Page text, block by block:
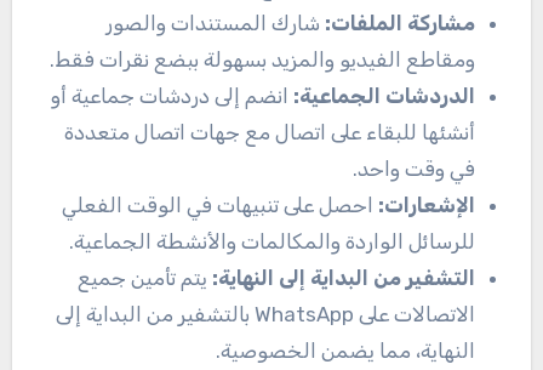
مشاركة الملفات: شارك المستندات والصور
ومقاطع الفيديو والمزيد بسهولة ببضع نقرات فقط.
الدردشات الجماعية: انضم إلى دردشات جماعية أو
أنشئها للبقاء على اتصال مع جهات اتصال متعددة
في وقت واحد.
الإشعارات: احصل على تنبيهات في الوقت الفعلي
للرسائل الواردة والمكالمات والأنشطة الجماعية.
التشفير من البداية إلى النهاية: يتم تأمين جميع
الاتصالات على WhatsApp بالتشفير من البداية إلى
النهاية، مما يضمن الخصوصية.